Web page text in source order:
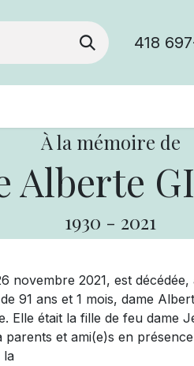
418
À la mémoire de
Alberte
1930 - 2021
novembre 2021, est
91 ans et 1 mois, dame
Elle était la fille de feu dame
et ami(e)s en
la